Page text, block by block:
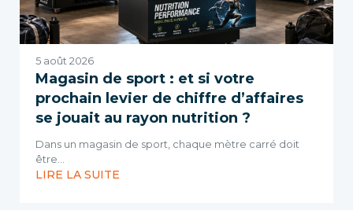
5 août 2026
Magasin de sport : et si votre
prochain levier de chiffre d’affaires
se jouait au rayon nutrition ?
Dans un magasin de sport, chaque mètre carré doit
être…
LIRE LA SUITE